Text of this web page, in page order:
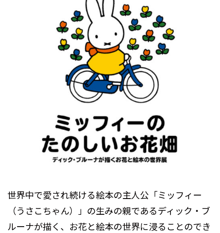
世界中で愛され続ける絵本の主人公「ミッフィー
（うさこちゃん）」の生みの親であるディック・ブ
ルーナが描く、お花と絵本の世界に浸ることのでき